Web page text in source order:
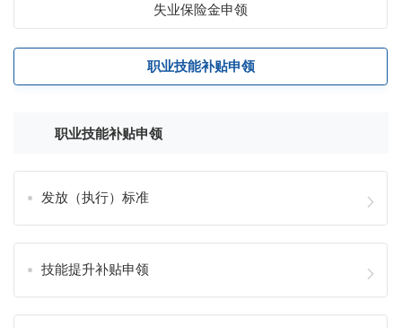
失业保险金申领
职业技能补贴申领
职业技能补贴申领
发放（执行）标准
技能提升补贴申领